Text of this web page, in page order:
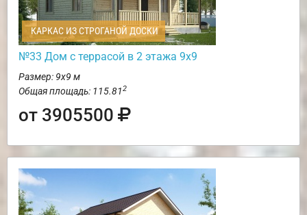
КАРКАС ИЗ СТРОГАНОЙ ДОСКИ
№33 Дом с террасой в 2 этажа 9х9
Размер: 9х9 м
Общая площадь: 115.812
от 3905500